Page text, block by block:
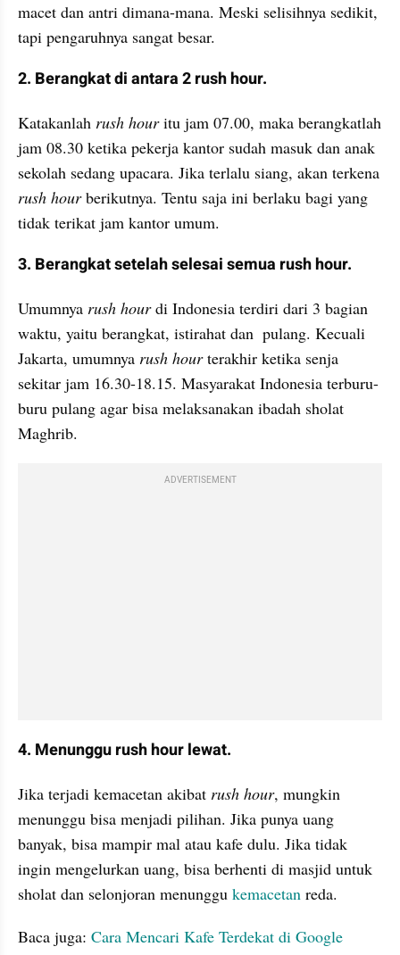
macet dan antri dimana-mana. Meski selisihnya sedikit,
tapi pengaruhnya sangat besar.
2. Berangkat di antara 2 rush hour.
Katakanlah rush hour itu jam 07.00, maka berangkatlah
jam 08.30 ketika pekerja kantor sudah masuk dan anak
rush hour berikutnya. Tentu saja ini berlaku bagi yang
tidak terikat jam kantor umum.
3. Berangkat setelah selesai semua rush hour.
Umumnya rush hour di Indonesia terdiri dari 3 bagian
waktu, yaitu berangkat, istirahat dan  pulang. Kecuali
Jakarta, umumnya rush hour terakhir ketika senja
sekitar jam 16.30-18.15. Masyarakat Indonesia terburu-
buru pulang agar bisa melaksanakan ibadah sholat
Maghrib.
ADVERTISEMENT
4. Menunggu rush hour lewat.
Jika terjadi kemacetan akibat rush hour, mungkin
menunggu bisa menjadi pilihan. Jika punya uang
banyak, bisa mampir mal atau kafe dulu. Jika tidak
ingin mengelurkan uang, bisa berhenti di masjid untuk
sholat dan selonjoran menunggu kemacetan reda.
Baca juga: Cara Mencari Kafe Terdekat di Google